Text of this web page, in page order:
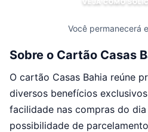
Você permanecerá
Sobre o Cartão Casas
O cartão Casas Bahia reúne
diversos benefícios
facilidade nas compras do
possibilidade de